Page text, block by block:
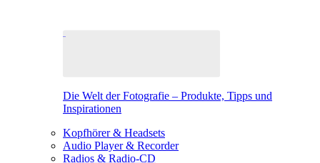
Die Welt der Fotografie – Produkte, Tipps und
Inspirationen
Kopfhörer & Headsets
Audio Player & Recorder
Radios & Radio-CD